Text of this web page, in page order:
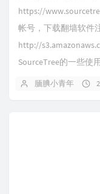
https://
帐号，下载翻墙软件
http://
SourceTree的一些使
腼腆小青年